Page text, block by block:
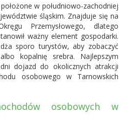
w południowo-zachodniej
śląskim. Znajduje się na
Przemysłowego, dlatego
ważny element gospodarki.
sporo turystów, aby zobaczyć
kopalnię srebra. Najlepszym
dojazd do okolicznych atrakcji
osobowego w Tarnowskich
osobowych w